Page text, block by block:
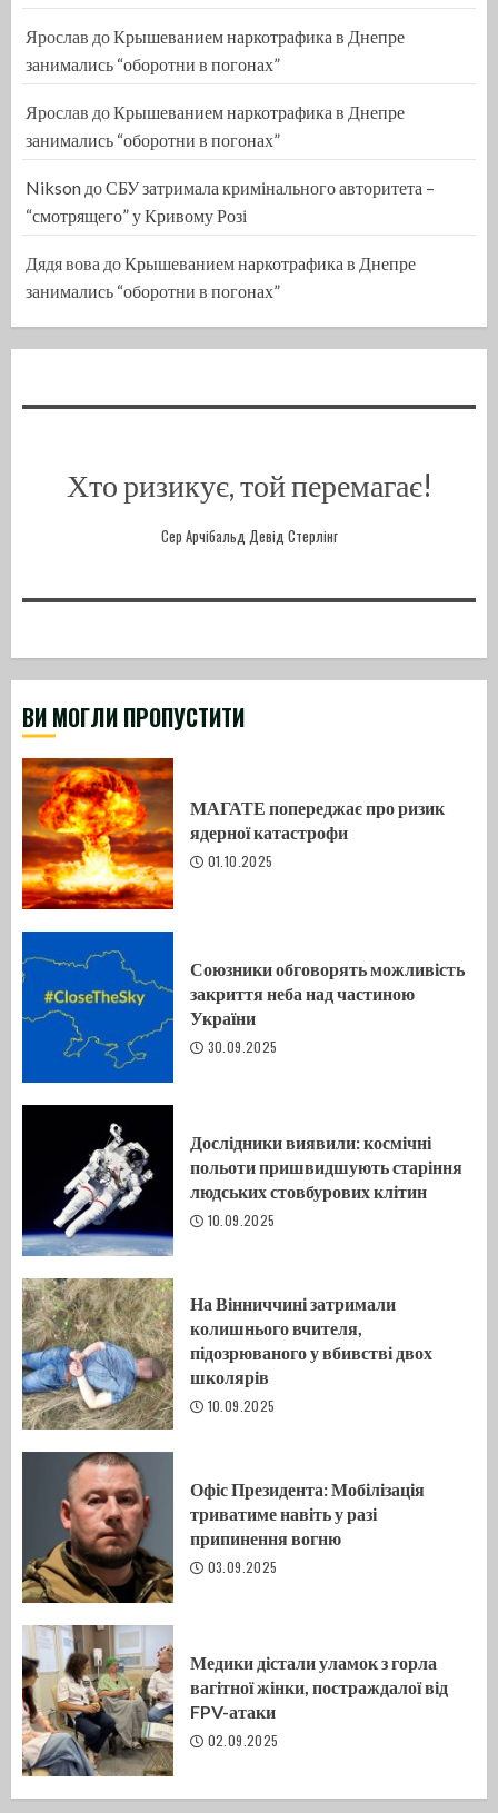
Ярослав доКрышеванием наркотрафика в Днепре
занимались “оборотни в погонах”
Ярослав доКрышеванием наркотрафика в Днепре
занимались “оборотни в погонах”
Nikson доСБУ затримала кримінального авторитета –
“смотрящего” у Кривому Розі
Дядя вова доКрышеванием наркотрафика в Днепре
занимались “оборотни в погонах”
Хто ризикує, той перемагає!
Сер Арчібальд Девід Стерлінг
ВИ МОГЛИ ПРОПУСТИТИ
МАГАТЕ попереджає про ризик
ядерної катастрофи
01.10.2025
Союзники обговорять можливість
закриття неба над частиною
України
30.09.2025
Дослідники виявили: космічні
польоти пришвидшують старіння
людських стовбурових клітин
10.09.2025
На Вінниччині затримали
колишнього вчителя,
підозрюваного у вбивстві двох
школярів
10.09.2025
Офіс Президента: Мобілізація
триватиме навіть у разі
припинення вогню
03.09.2025
Медики дістали уламок з горла
вагітної жінки, постраждалої від
FPV-атаки
02.09.2025